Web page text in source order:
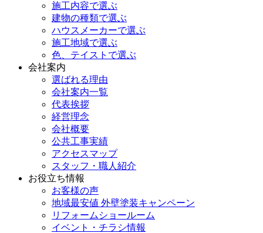
施工内容で選ぶ
建物の種類で選ぶ
ハウスメーカーで選ぶ
施工地域で選ぶ
色、テイストで選ぶ
会社案内
選ばれる理由
会社案内一覧
代表挨拶
経営理念
会社概要
公共工事実績
アクセスマップ
スタッフ・職人紹介
お役立ち情報
お客様の声
地域最安値 外壁塗装キャンペーン
リフォームショールーム
イベント・チラシ情報